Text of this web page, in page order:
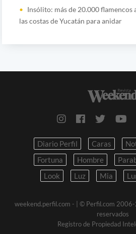
Insólito: más de 20.000 flamencos
las costas de Yucatán para anidar
Diario Perfil Caras
Fortuna
Hombre
Look
Luz Mia
weekend.perfil.com -
| © Perfil.com
reservados
Registro de Propiedad